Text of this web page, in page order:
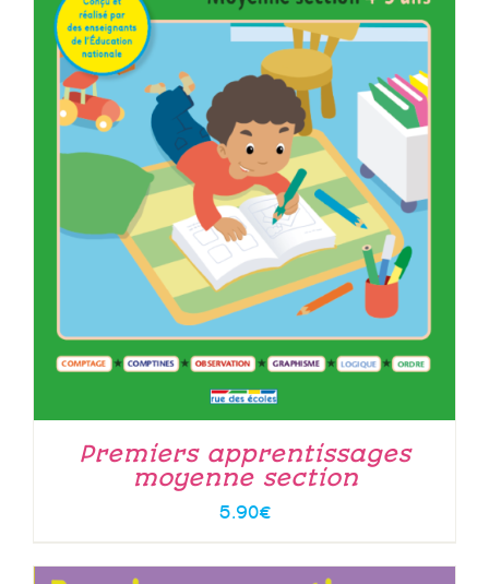
Premiers apprentissages
moyenne section
5.90€